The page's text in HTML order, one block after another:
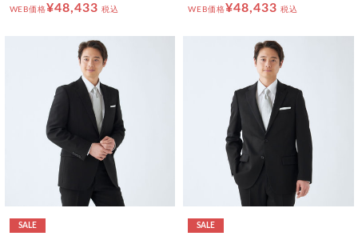
WEB価格¥48,433 税込 WEB価格¥48,433 税込
SALE SALE